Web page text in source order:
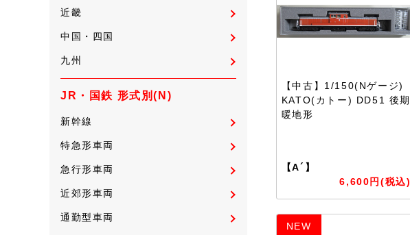
近畿
中国・四国
九州
JR・国鉄 形式別(N)
新幹線
特急形車両
急行形車両
近郊形車両
通勤型車両
【中古】1/150(Nゲージ)
KATO(カトー) DD51 後期
暖地形
【A´】
6,600円(税込)
NEW